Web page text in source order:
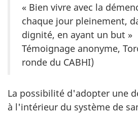
« Bien vivre avec la
chaque jour pleinement,
dignité, en ayant un but »
Témoignage anonyme,
ronde du CABHI)
La possibilité d'adopter une
à l'intérieur du système de